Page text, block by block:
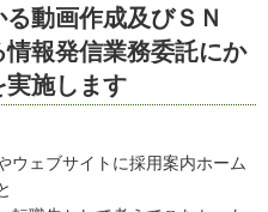
動画作成及びＳＮ
報発信業務委託にか
実施します
ェブサイトに採用案内ホーム